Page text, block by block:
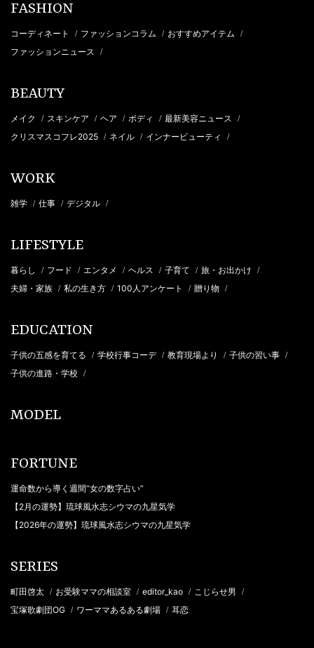
FASHION
コーディネート / ファッションコラム / おすすめアイテム /
ファッションニュース /
BEAUTY
メイク / スキンケア / ヘア / ボディ / 最新美容ニュース /
クリスマスコフレ2025 / ネイル / インナービューティ /
WORK
雑学 / 仕事 / デジタル /
LIFESTYLE
暮らし / フード / エンタメ / ヘルス / 子育て / 旅・お出かけ /
夫婦・家族 / 私の生き方 / 100人アンケート / 贈り物 /
EDUCATION
子供の五感を育てる / 学校行事コーデ / 教育現場より / 子供の習い事 /
子供の進路・学校 /
MODEL
FORTUNE
運命数から導く週間“女の数字占い”
【2月の運勢】琉球風水志シウマの九星気学
【2026年の運勢】琉球風水志シウマの九星気学
SERIES
町田啓太 / お受験ママの相談室 / editor_kao / こじらせ男 /
宝塚歌劇団OG / ワーママあるある劇場 / 耳恋